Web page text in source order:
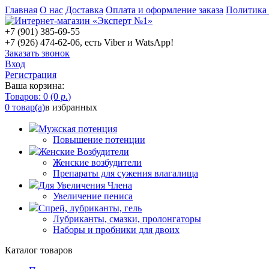
Главная О нас Доставка Оплата и оформление заказа Политика
+7 (901) 385-69-55
+7 (926) 474-62-06, есть Viber и WatsApp!
Заказать звонок
Вход
Регистрация
Ваша корзина:
Товаров: 0 (0 р.)
0 товар(а)в избранных
Мужская потенция
Повышение потенции
Женские Возбудители
Женские возбудители
Препараты для сужения влагалища
Для Увеличения Члена
Увеличение пениса
Спрей, лубриканты, гель
Лубриканты, смазки, пролонгаторы
Наборы и пробники для двоих
Каталог товаров